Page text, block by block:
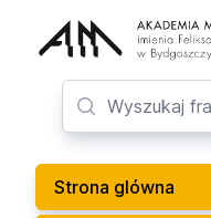
Strona glówna